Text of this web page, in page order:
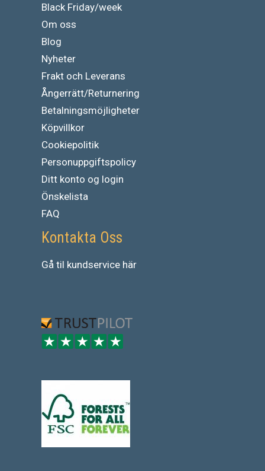
Black Friday/week
Om oss
Blog
Nyheter
Frakt och Leverans
Ångerrätt/Returnering
Betalningsmöjligheter
Köpvillkor
Cookiepolitik
Personuppgiftspolicy
Ditt konto og login
Önskelista
FAQ
Kontakta Oss
Gå til kundservice här